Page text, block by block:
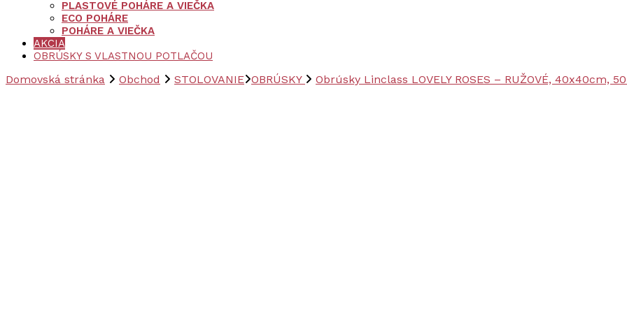
PLASTOVÉ POHÁRE A VIEČKA
ECO POHÁRE
POHÁRE A VIEČKA
AKCIA
OBRÚSKY S VLASTNOU POTLAČOU
Domovská stránka Obchod STOLOVANIE OBRÚSKY Obrúsky Linclass LOVELY ROSES – RUŽOVÉ, 40x40cm,